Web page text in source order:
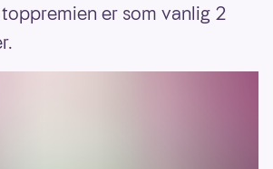
er som vanlig 2